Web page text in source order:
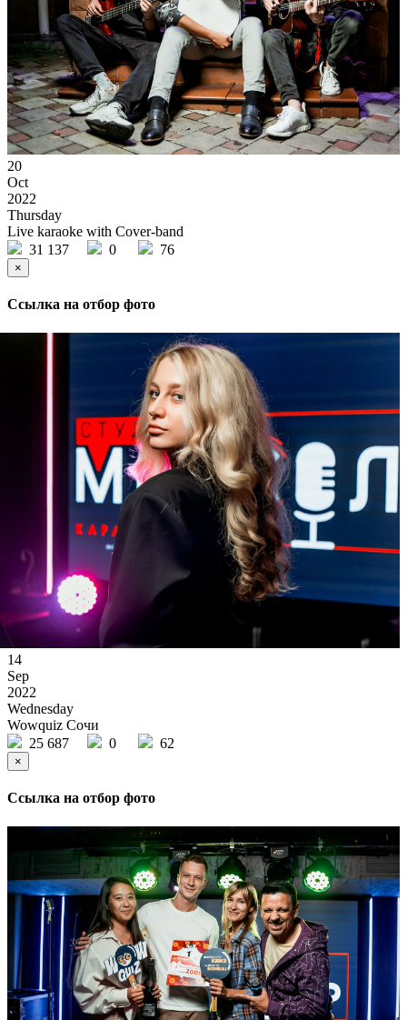
20
Oct
2022
Thursday
Live karaoke with Cover-band
31 137
0 76
×
Ссылка на отбор фото
14
Sep
2022
Wednesday
Wowquiz Сочи
25 687
0 62
×
Ссылка на отбор фото